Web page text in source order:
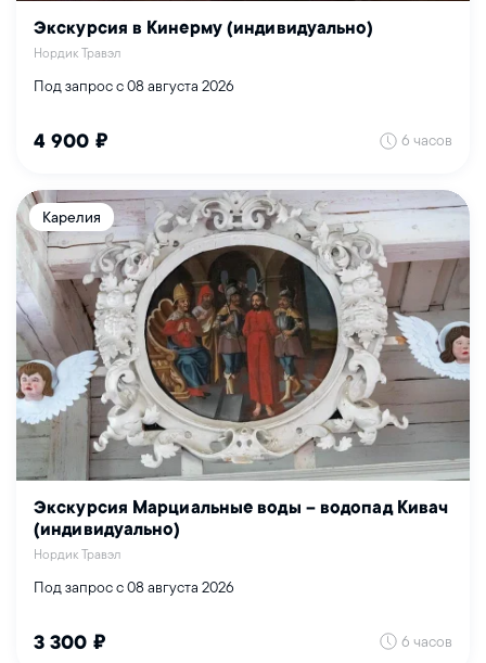
Экскурсия в Кинерму (индивидуально)
Нордик Травэл
Под запрос с 08 августа 2026
4 900 ₽ 6 часов
Карелия
Экскурсия Марциальные воды – водопад Кивач
(индивидуально)
Нордик Травэл
Под запрос с 08 августа 2026
3 300 ₽ 6 часов